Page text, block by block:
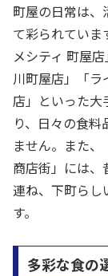
町屋の日常は、
て彩られていま
メシティ 町屋
川町屋店」「
店」といった
り、日々の食
ません。また
商店街」には、
連ね、下町らし
す。
多彩な食の